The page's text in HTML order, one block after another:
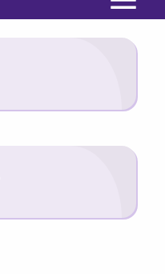
Menü